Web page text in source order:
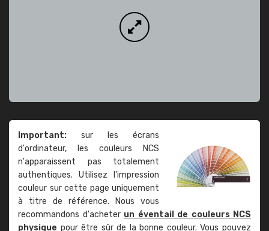
Important: sur les écrans
d'ordinateur, les couleurs NCS
n'apparaissent pas totalement
authentiques. Utilisez l'impression
couleur sur cette page uniquement
à titre de référence. Nous vous
recommandons d'acheter un éventail de couleurs NCS
physique pour être sûr de la bonne couleur. Vous pouvez